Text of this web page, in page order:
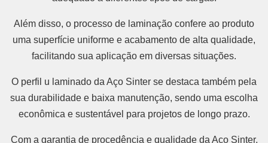
Além disso, o processo de laminação confere ao produto
uma superfície uniforme e acabamento de alta qualidade,
facilitando sua aplicação em diversas situações.
O perfil u laminado da Aço Sinter se destaca também pela
sua durabilidade e baixa manutenção, sendo uma escolha
econômica e sustentável para projetos de longo prazo.
Com a garantia de procedência e qualidade da Aço Sinter,